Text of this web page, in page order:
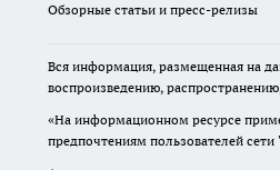
Обзорные статьи и пресс-релизы
Вся информация, размещенная на
воспроизведению,
«На информационном ресурсе
предпочтениям пользователей